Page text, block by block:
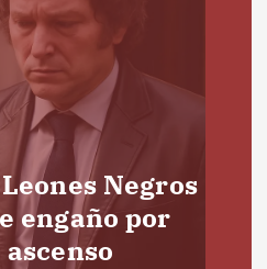
Negros
engaño por